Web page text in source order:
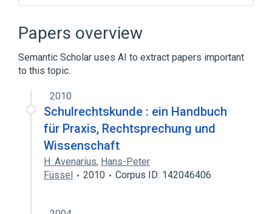
CDISC Questionnaire ADAS-Cog CDISC
CDISC Questionnaire ADAS-Cog CDISC
Version Test Name Terminology
Clinical Data Interchange Standards
Papers overview
Semantic Scholar uses AI to extract papers important
to this topic.
2010
Schulrechtskunde : ein Handbuch
für Praxis, Rechtsprechung und
Wissenschaft
H. Avenarius, Hans-Peter
Füssel
2010 Corpus ID: 142046406